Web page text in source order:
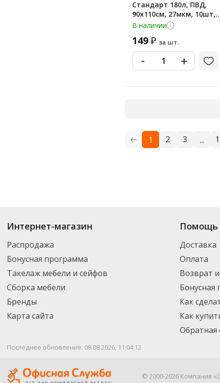
Стандарт 180л, ПВД,
90х110см, 27мкм, 10шт,
черного цвета, в
В наличии
149₽ за шт.
- +
1 2 3 ...
Интернет-магазин
Распродажа
Бонусная программа
Такелаж мебели и сейфов
Сборка мебели
Бренды
Карта сайта
Помощь
Доставка
Оплата
Возврат
Бонусная
Как
Как
Обратная
Последнее обновление: 08.08.2026, 11:04:12
© 2000-2026 Компания